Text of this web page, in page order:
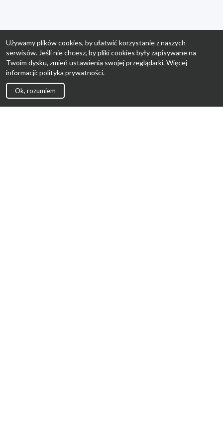
Używamy plików cookies, by ułatwić korzystanie z naszych
serwisów. Jeśli nie chcesz, by pliki cookies były zapisywane na
Twoim dysku, zmień ustawienia swojej przeglądarki. Więcej
informacji: polityka prywatności.
Ok, rozumiem